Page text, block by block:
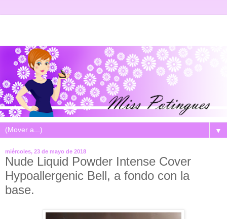
▼
miércoles, 23 de mayo de 2018
Nude Liquid Powder Intense Cover
Hypoallergenic Bell, a fondo con la
base.